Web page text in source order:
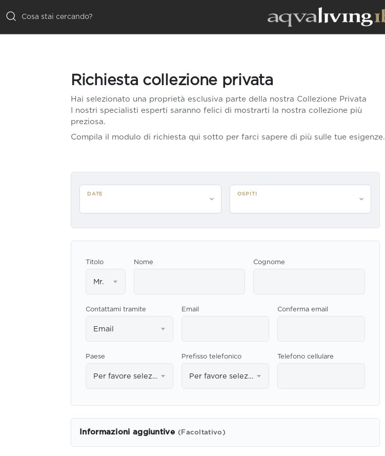
Richiesta collezione privata
Hai selezionato una proprietà esclusiva parte della nostra Collezione Privata
I nostri specialisti esperti saranno felici di mostrarti la nostra collezione più
preziosa.
Compila il modulo di richiesta qui sotto per farci sapere di più sulle tue esigenze.
DATE OSPITI
Titolo
Mr.
Nome Cognome
Contattami tramite
Email
Email Conferma email
Paese
Per favore seleziona
Prefisso telefonico
Per favore seleziona
Telefono cellulare
Informazioni aggiuntive (Facoltativo)